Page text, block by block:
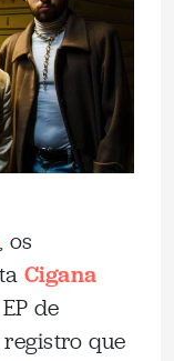
, os
Cigana
de
que